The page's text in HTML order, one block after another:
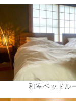
和室ベッドル